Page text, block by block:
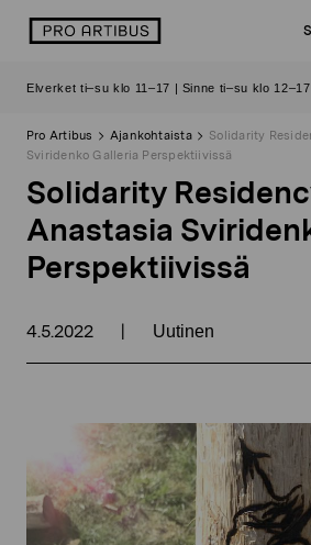
sisältöön
logo
Elverket ti–su klo 11–17 | Sinne ti–su klo 12–17
Pro Artibus Ajankohtaista
Solidarity
Sviridenko Galleria Perspektiivissä
Solidarity
Anastasia
Perspektiivissä
4.5.2022 | Uutinen